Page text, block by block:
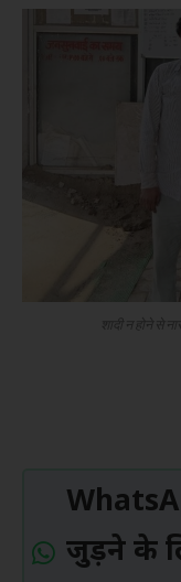
शादी न होने से
जुड़ने के